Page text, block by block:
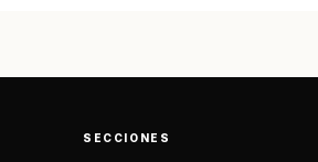
SECCIONES